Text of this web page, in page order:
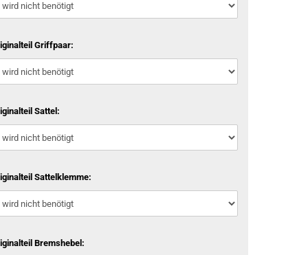
Griffpaar:
Sattel:
Sattelklemme:
Bremshebel: